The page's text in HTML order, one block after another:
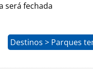
será fechada
Destinos > Parques